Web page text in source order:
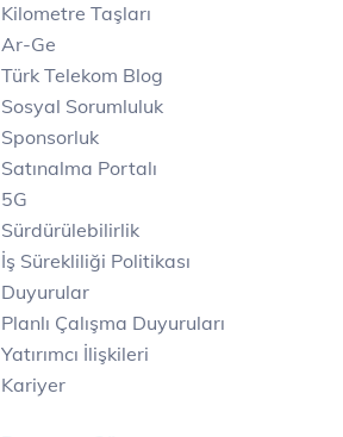
Kilometre Taşları
Ar-Ge
Türk Telekom Blog
Sosyal Sorumluluk
Sponsorluk
Satınalma Portalı
5G
Sürdürülebilirlik
İş Sürekliliği Politikası
Duyurular
Planlı Çalışma Duyuruları
Yatırımcı İlişkileri
Kariyer